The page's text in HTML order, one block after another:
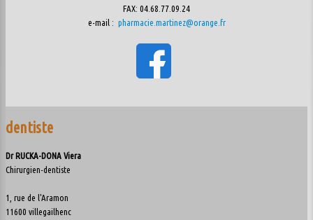
FAX: 04.68.77.09.24
e-mail : pharmacie.martinez@orange.fr
dentiste
Dr RUCKA-DONA Viera
Chirurgien-dentiste
1, rue de l'Aramon
11600 villegailhenc